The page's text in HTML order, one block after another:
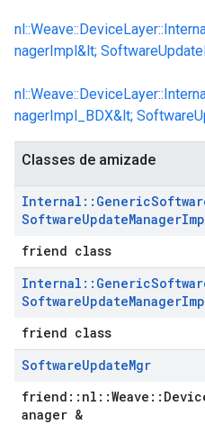
nagerImpl&lt;
nagerImpl_BDX&lt;
Classes de amizade
Internal :: Generic
SoftwareUpdateManager
friend class
Internal :: Generic
SoftwareUpdateManager
friend class
SoftwareUpdateMgr
anager &